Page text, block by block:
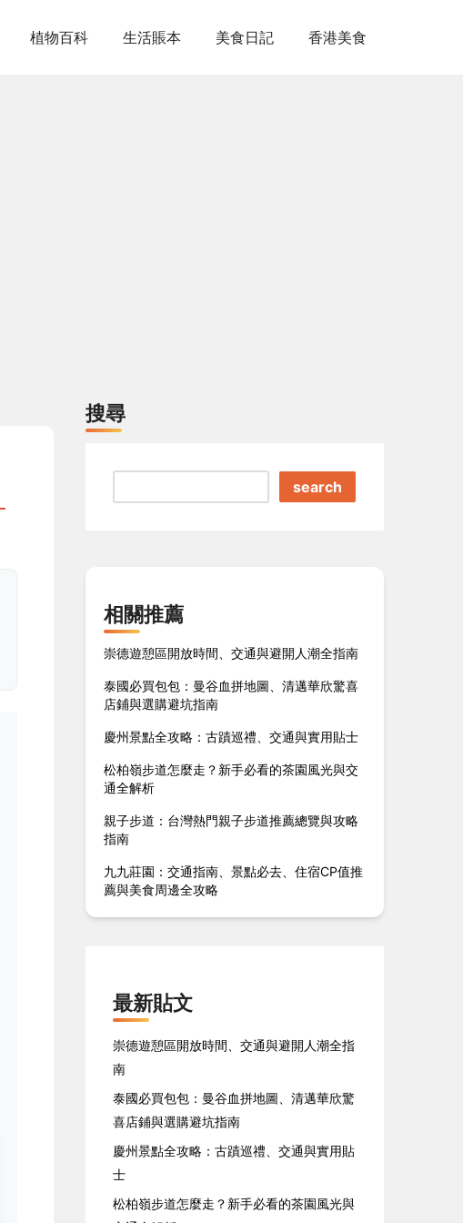
植物百科 生活賬本 美食日記 香港美食
搜尋
search
相關推薦
崇德遊憩區開放時間、交通與避開人潮全指南
泰國必買包包：曼谷血拼地圖、清邁華欣驚喜
店鋪與選購避坑指南
慶州景點全攻略：古蹟巡禮、交通與實用貼士
松柏嶺步道怎麼走？新手必看的茶園風光與交
通全解析
親子步道：台灣熱門親子步道推薦總覽與攻略
指南
九九莊園：交通指南、景點必去、住宿CP值推
薦與美食周邊全攻略
最新貼文
崇德遊憩區開放時間、交通與避開人潮全指
南
泰國必買包包：曼谷血拼地圖、清邁華欣驚
喜店鋪與選購避坑指南
慶州景點全攻略：古蹟巡禮、交通與實用貼
士
松柏嶺步道怎麼走？新手必看的茶園風光與